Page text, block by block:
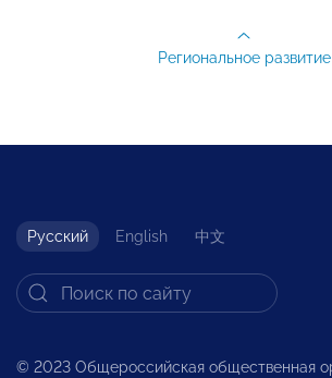
Региональное развитие
Русский English 中文
© 2023 Общероссийская общественная